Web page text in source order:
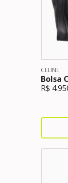
CELINE
Bolsa
R$